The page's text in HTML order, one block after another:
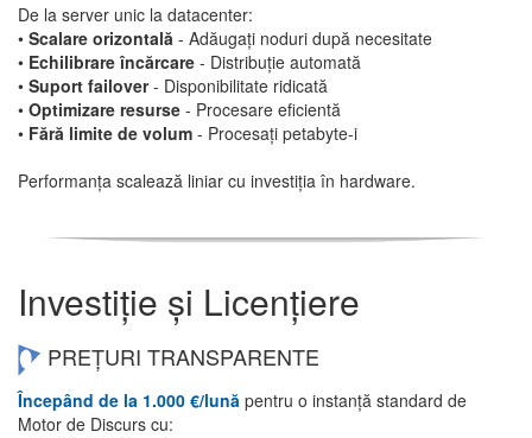
De la server unic la datacenter:
• Scalare orizontală - Adăugați noduri după necesitate
• Echilibrare încărcare - Distribuție automată
• Suport failover- Disponibilitate ridicată
• Optimizare resurse - Procesare eficientă
• Fără limite de volum - Procesați petabyte-i
Performanța scalează liniar cu investiția în hardware.
Investiție și Licențiere
PREȚURI TRANSPARENTE
Începând de la 1.000 €/lună pentru o instanță standard de
Motor de Discurs cu: